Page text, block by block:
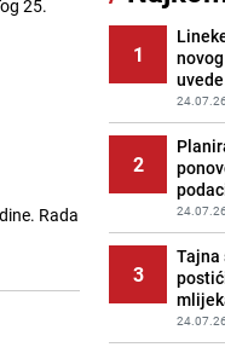
25.
Rada
12
brige,
PRIJE 2
13
Kako
PRIJE 2
14
Tajna
bogat
PRIJE 1
1
2
3
Tajna